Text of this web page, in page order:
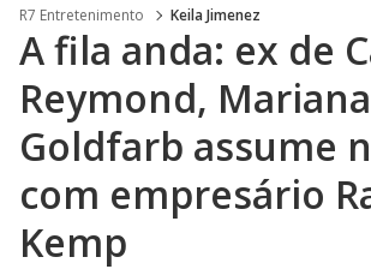
R7 Entretenimento Keila Jimenez
A fila anda: ex de
Reymond, Mariana
Goldfarb assume
com empresário
Kemp